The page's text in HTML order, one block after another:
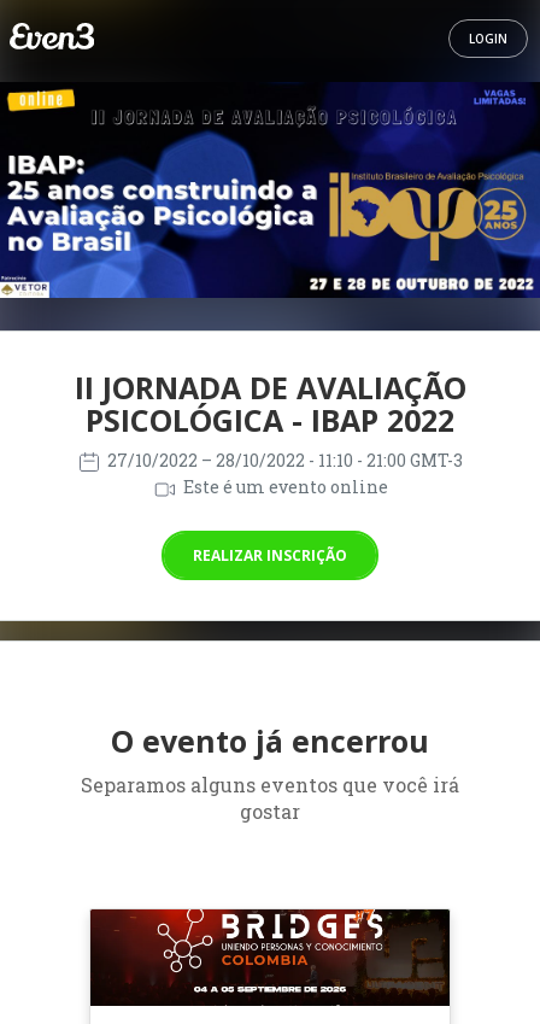
LOGIN
II JORNADA DE AVALIAÇÃO
PSICOLÓGICA - IBAP 2022
27/10/2022 – 28/10/2022 - 11:10 - 21:00 GMT-3
Este é um evento online
REALIZAR INSCRIÇÃO
O evento já encerrou
Separamos alguns eventos que você irá
gostar